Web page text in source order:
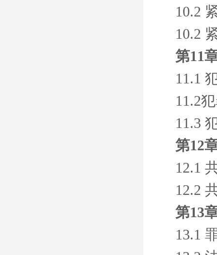
10.2
10.2
第11
11.1
11.2
11.3
第12
12.1
12.2
第13
13.1